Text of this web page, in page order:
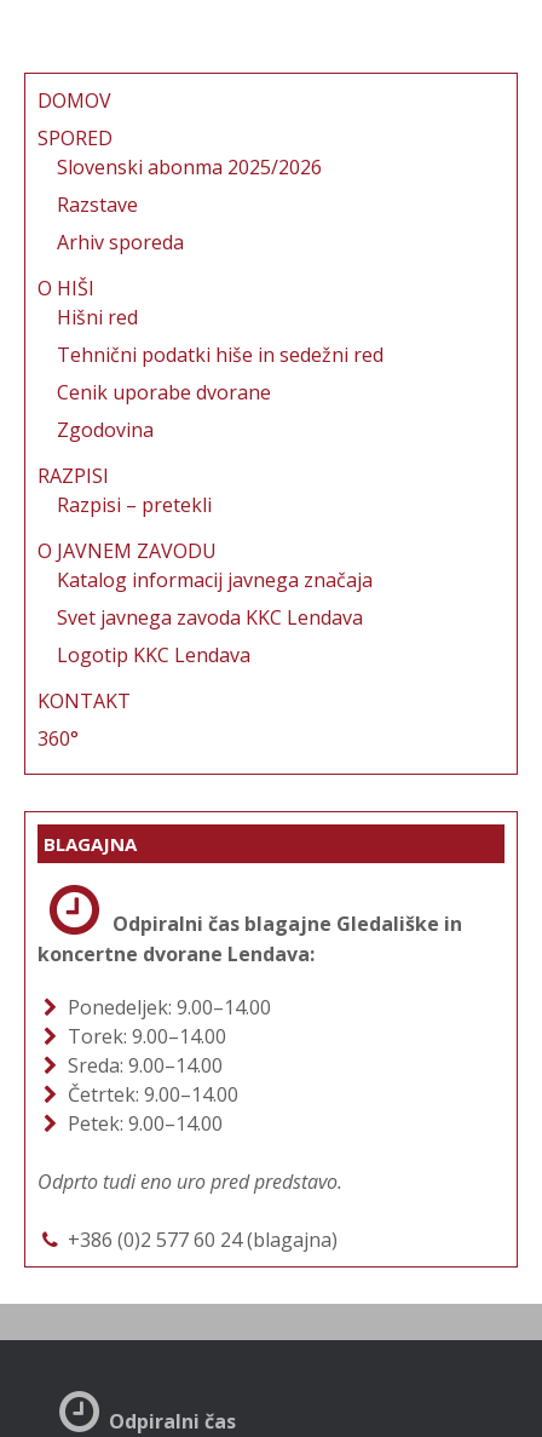
DOMOV
SPORED
Slovenski abonma 2025/2026
Razstave
Arhiv sporeda
O HIŠI
Hišni red
Tehnični podatki hiše in sedežni red
Cenik uporabe dvorane
Zgodovina
RAZPISI
Razpisi – pretekli
O JAVNEM ZAVODU
Katalog informacij javnega značaja
Svet javnega zavoda KKC Lendava
Logotip KKC Lendava
KONTAKT
360°
BLAGAJNA
Odpiralni čas blagajne Gledališke in
koncertne dvorane Lendava:
Ponedeljek: 9.00–14.00
Torek: 9.00–14.00
Sreda: 9.00–14.00
Četrtek: 9.00–14.00
Petek: 9.00–14.00
Odprto tudi eno uro pred predstavo.
+386 (0)2 577 60 24 (blagajna)
Odpiralni čas